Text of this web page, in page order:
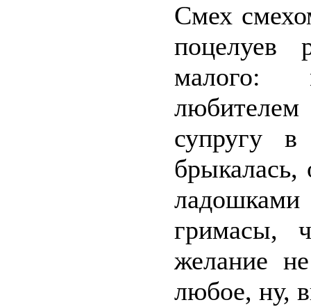
Смех
поцелуев
малого:
супругу
брыкалась,
ладошками
гримасы,
желание
любое, ну,